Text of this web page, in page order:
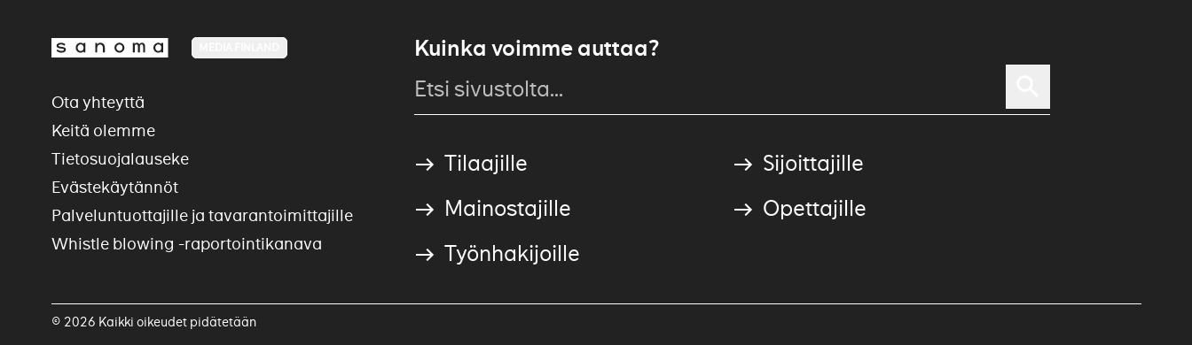
Kuinka voimme auttaa?
Tilaajille
Sijoittajille
Mainostajille
Opettajille
Työnhakijoille
Ota yhteyttä
Keitä olemme
Tietosuojalauseke
Evästekäytännöt
Palveluntuottajille ja tavarantoimittajille
Whistle blowing -raportointikanava
© 2026 Kaikki oikeudet pidätetään